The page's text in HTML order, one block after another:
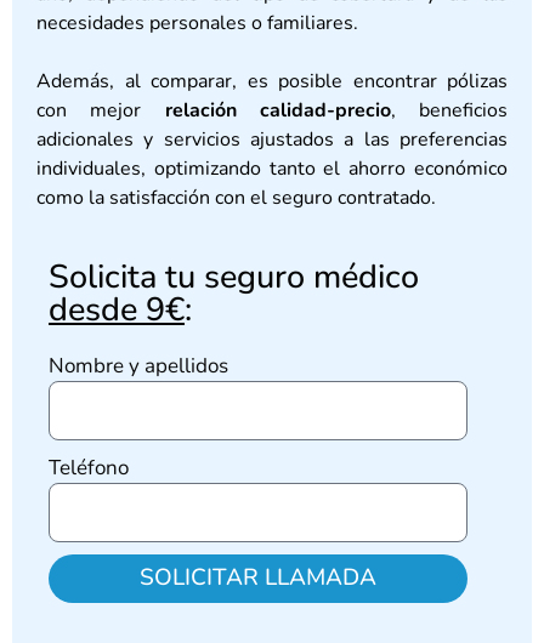
necesidades personales o familiares.
Además, al comparar, es posible encontrar pólizas
con mejor relación calidad-precio, beneficios
adicionales y servicios ajustados a las preferencias
individuales, optimizando tanto el ahorro económico
como la satisfacción con el seguro contratado.
Solicita tu seguro médico
desde 9€:
Nombre y apellidos
Teléfono
SOLICITAR LLAMADA